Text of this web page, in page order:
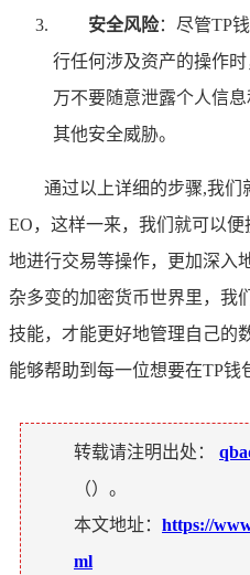
安全风险：尽管TP
行任何涉及资产的操作
万不要随意泄露个人信
其他安全威胁。
通过以上详细的步骤,我们
EO，这样一来，我们就可以
地进行交易等操作，更加深入
杂多变的加密货币世界里，我
技能，才能更好地管理自己的
能够帮助到每一位想要在TP钱
转载请注明出处：
（）。
本文地址： https://
ml